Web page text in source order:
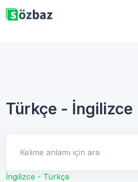
Türkçe - İngilizce
İngilizce - Türkçe